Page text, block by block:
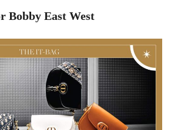
Bobby East West